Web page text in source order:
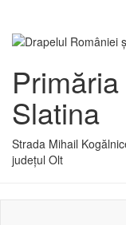
Slatina
Strada Mihail
județul Olt